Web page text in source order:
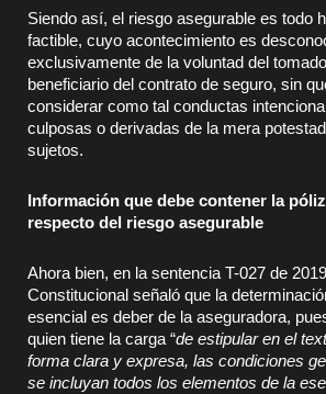
Siendo así, el riesgo asegurable es todo
factible, cuyo acontecimiento es
exclusivamente de la voluntad del
beneficiario del contrato de seguro, sin
considerar como tal conductas
culposas o derivadas de la mera
sujetos.
Información que debe contener la
respecto del riesgo asegurable
Ahora bien, en la sentencia T-027 de
Constitucional señaló que la
esencial es deber de la aseguradora,
quien tiene la carga “de estipular en el
forma clara y expresa, las condiciones
se incluyan todos los elementos de la